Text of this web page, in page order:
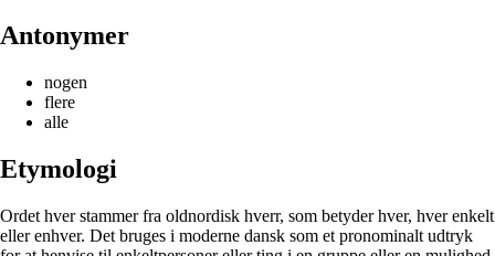
Antonymer
nogen
flere
alle
Etymologi
Ordet hver stammer fra oldnordisk hverr, som betyder hver, hver enkelt
eller enhver. Det bruges i moderne dansk som et pronominalt udtryk